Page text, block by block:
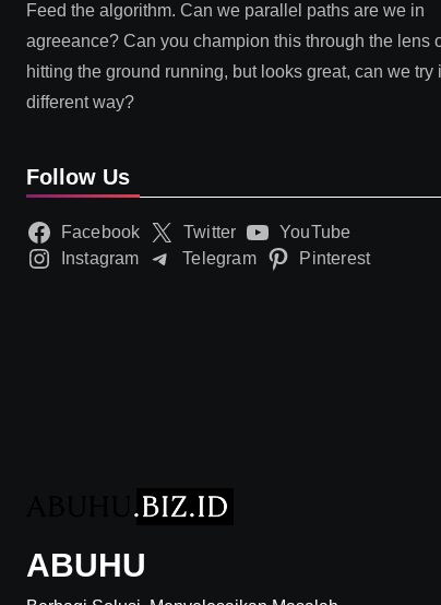
Feed the algorithm. Can we parallel paths are we in
agreeance? Can you champion this through the lens
hitting the ground running, but looks great, can we try
different way?
Follow Us
Facebook Twitter
YouTube
Instagram
Telegram Pinterest
ABUHU